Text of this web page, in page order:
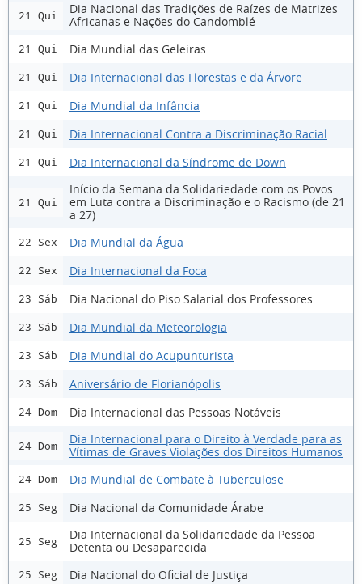
21 Qui
Dia Nacional das Tradições de Raízes de Matrizes
Africanas e Nações do Candomblé
21 Qui Dia Mundial das Geleiras
21 Qui Dia Internacional das Florestas e da Árvore
21 Qui Dia Mundial da Infância
21 Qui Dia Internacional Contra a Discriminação Racial
21 Qui Dia Internacional da Síndrome de Down
21 Qui
Início da Semana da Solidariedade com os Povos
em Luta contra a Discriminação e o Racismo (de 21
a 27)
22 Sex Dia Mundial da Água
22 Sex Dia Internacional da Foca
23 Sáb Dia Nacional do Piso Salarial dos Professores
23 Sáb Dia Mundial da Meteorologia
23 Sáb Dia Mundial do Acupunturista
23 Sáb Aniversário de Florianópolis
24 Dom Dia Internacional das Pessoas Notáveis
24 Dom
Dia Internacional para o Direito à Verdade para as
Vítimas de Graves Violações dos Direitos Humanos
24 Dom Dia Mundial de Combate à Tuberculose
25 Seg Dia Nacional da Comunidade Árabe
25 Seg
Dia Internacional da Solidariedade da Pessoa
Detenta ou Desaparecida
25 Seg Dia Nacional do Oficial de Justiça